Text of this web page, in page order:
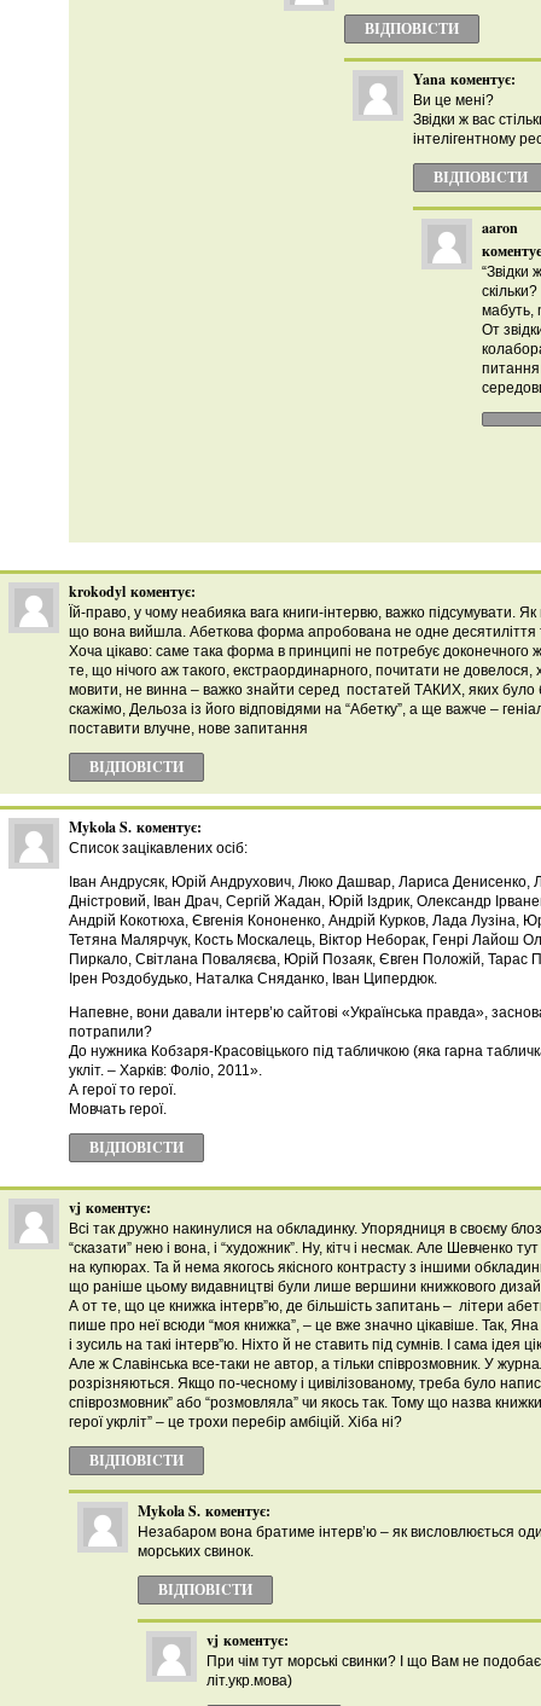
ВІДПОВІCТИ
Yana коментує:
Ви це мені?
Звідки ж вас
інтелігентному
ВІДПОВІCТИ
aaron
“Звідки
мабуть,
От
питання
krokodyl коментує:
Їй-право, у чому неабияка вага книги-інтервю, важко підсумувати. Як
що вона вийшла. Абеткова форма апробована не одне десятиліття
Хоча цікаво: саме така форма в принципі не потребує доконечного
те, що нічого аж такого, екстраординарного, почитати не довелося,
мовити, не винна – важко знайти серед постатей ТАКИХ, яких було б
скажімо, Дельоза із його відповідями на “Абетку”, а ще важче –
поставити влучне, нове запитання
ВІДПОВІCТИ
Mykola S. коментує:
Список зацікавлених осіб:
Іван Андрусяк, Юрій Андрухович, Люко Дашвар, Лариса Денисенко,
Дністровий, Іван Драч, Сергій Жадан, Юрій Іздрик, Олександр
Андрій Кокотюха, Євгенія Кононенко, Андрій Курков, Лада Лузіна,
Тетяна Малярчук, Кость Москалець, Віктор Неборак, Генрі Лайош
Пиркало, Світлана Поваляєва, Юрій Позаяк, Євген Положій, Тарас
Ірен Роздобудько, Наталка Сняданко, Іван Ципердюк.
Напевне, вони давали інтерв’ю сайтові «Українська правда»,
потрапили?
До нужника Кобзаря-Красовіцького під табличкою (яка гарна
укліт. – Харків: Фоліо, 2011».
А герої то герої.
Мовчать герої.
ВІДПОВІCТИ
vj коментує:
Всі так дружно накинулися на обкладинку. Упорядниця в своєму
“сказати” нею і вона, і “художник”. Ну, кітч і несмак. Але Шевченко
на купюрах. Та й нема якогось якісного контрасту з іншими
що раніше цьому видавництві були лише вершини книжкового
А от те, що це книжка інтерв”ю, де більшість запитань – літери
пише про неї всюди “моя книжка”, – це вже значно цікавіше. Так,
і зусиль на такі інтерв”ю. Ніхто й не ставить під сумнів. І сама ідея
Але ж Славінська все-таки не автор, а тільки співрозмовник. У
розрізняються. Якщо по-чесному і цивілізованому, треба було
співрозмовник” або “розмовляла” чи якось так. Тому що назва
герої укрліт” – це трохи перебір амбіцій. Хіба ні?
ВІДПОВІCТИ
Mykola S. коментує:
Незабаром вона братиме інтерв’ю – як висловлюється
морських свинок.
ВІДПОВІCТИ
vj коментує:
При чім тут морські свинки? І що Вам не
літ.укр.мова)